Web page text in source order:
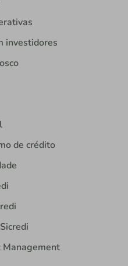
investidores
de crédito
Management